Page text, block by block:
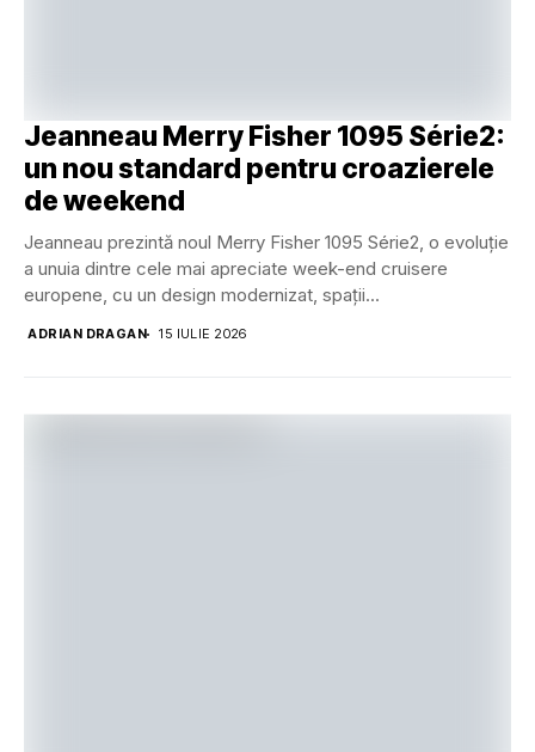
Jeanneau Merry Fisher 1095 Série2:
un nou standard pentru croazierele
de weekend
Jeanneau prezintă noul Merry Fisher 1095 Série2, o evoluție
a unuia dintre cele mai apreciate week-end cruisere
europene, cu un design modernizat, spații...
ADRIAN DRAGAN 15 IULIE 2026